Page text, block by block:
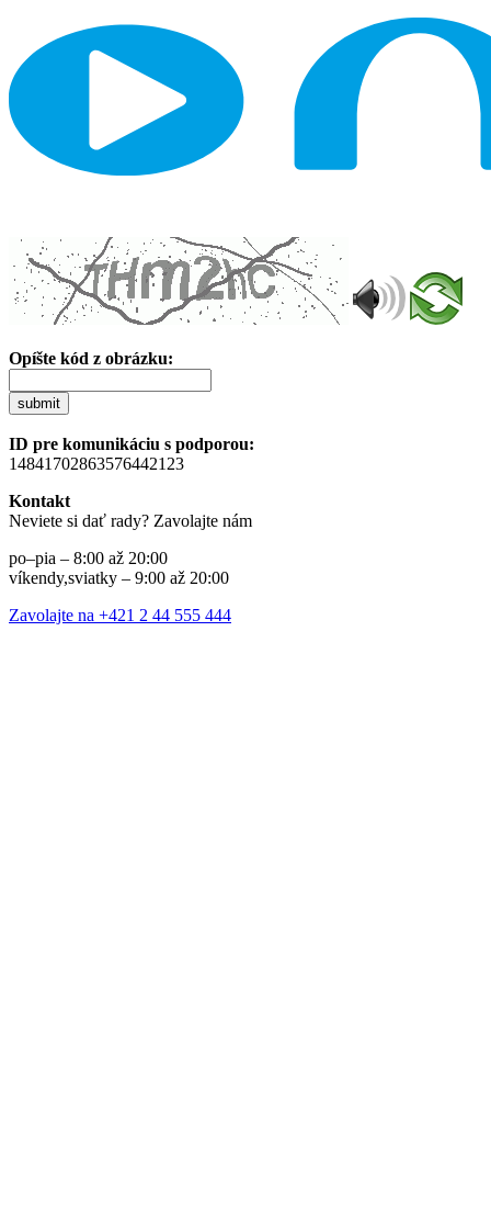
Opíšte kód z obrázku:
submit
ID pre komunikáciu s podporou:
14841702863576442123
Kontakt
Neviete si dať rady? Zavolajte nám
po–pia – 8:00 až 20:00
víkendy,sviatky – 9:00 až 20:00
Zavolajte na +421 2 44 555 444